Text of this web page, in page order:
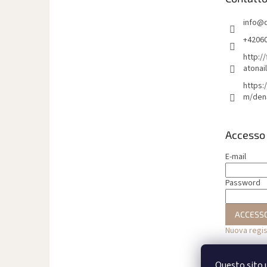
info@
http://
m/
Accesso
E-mail
Password
Nuova